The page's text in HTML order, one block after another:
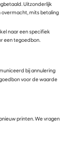
Uitzonderlijk
mits betaling
naar een specifiek
een tegoedbon.
bij annulering
voor de waarde
printen. We vragen